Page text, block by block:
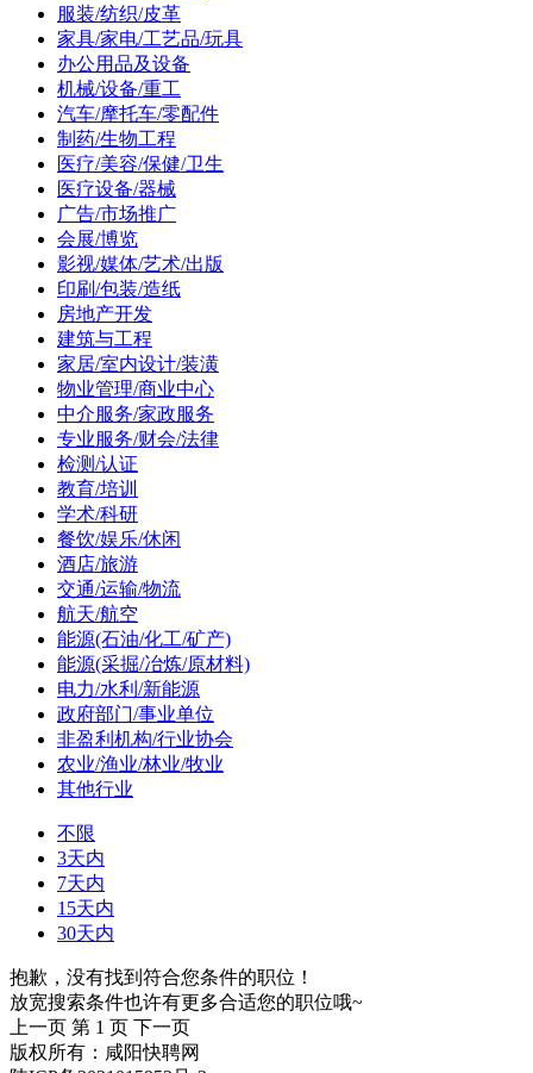
服装/纺织/皮革
家具/家电/工艺品/玩具
办公用品及设备
机械/设备/重工
汽车/摩托车/零配件
制药/生物工程
医疗/美容/保健/卫生
医疗设备/器械
广告/市场推广
会展/博览
影视/媒体/艺术/出版
印刷/包装/造纸
房地产开发
建筑与工程
家居/室内设计/装潢
物业管理/商业中心
中介服务/家政服务
专业服务/财会/法律
检测/认证
教育/培训
学术/科研
餐饮/娱乐/休闲
酒店/旅游
交通/运输/物流
航天/航空
能源(石油/化工/矿产)
能源(采掘/冶炼/原材料)
电力/水利/新能源
政府部门/事业单位
非盈利机构/行业协会
农业/渔业/林业/牧业
其他行业
不限
3天内
7天内
15天内
30天内
抱歉，没有找到符合您条件的职位！
放宽搜索条件也许有更多合适您的职位哦~
上一页 第 1 页 下一页
版权所有：咸阳快聘网